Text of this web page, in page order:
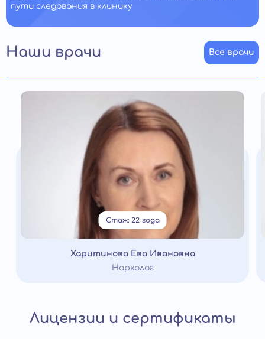
пути следования в клинику
Наши врачи Все врачи
Стаж: 22 года
Харитинова Ева Ивановна
Нарколог
Лицензии и сертификаты